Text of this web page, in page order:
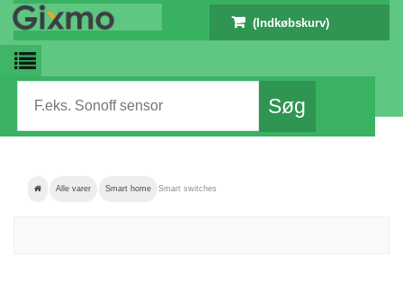
(Indkøbskurv)
Alle varer Smart home Smart switches